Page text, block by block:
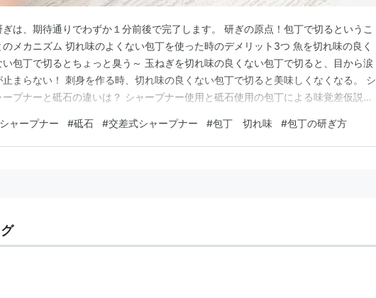
ぎは、期待通りでわずか１分前後で完了します。 研ぎの原点！包丁で切るというこ
のメカニズム 切れ味のよくない包丁を使った時のデメリット3つ 魚を切れ味の良く
い包丁で切るとちょっと臭う～ 玉ねぎを切れ味の良くない包丁で切ると、目から涙
止まらない！ 刺身を作る時、切れ味の良くない包丁で切ると美味しくなくなる。 シ
ープナーと砥石の違いは？ シャープナー使用と砥石使用の包丁による味覚差仮説
ドセラミックシャープナーを徹底解剖 シャープナーで研いだ後の刃の表面観察でわ
ったこと シャープナーを使う前の状態（前回は…
シャープナー #砥石 #交差式シャープナー #包丁 切れ味 #包丁の研ぎ方